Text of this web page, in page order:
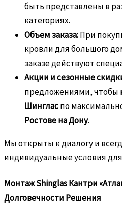
быть представлены в
категориях.
Объем заказа:При
кровли для большого
заказе действуют
Акции и сезонные
предложениями, чтобы
Шингласпо
Ростове на Дону.
Мы открыты к диалогу и
индивидуальные условия
Монтаж Shinglas Кантри
Долговечности Решения